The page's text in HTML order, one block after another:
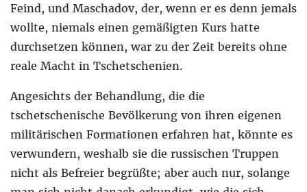
Feind, und Maschadov, der, wenn er es denn jemals
wollte, niemals einen gemäßigten Kurs hatte
durchsetzen können, war zu der Zeit bereits ohne
reale Macht in Tschetschenien.
Angesichts der Behandlung, die die
tschetschenische Bevölkerung von ihren eigenen
militärischen Formationen erfahren hat, könnte es
verwundern, weshalb sie die russischen Truppen
nicht als Befreier begrüßte; aber auch nur, solange